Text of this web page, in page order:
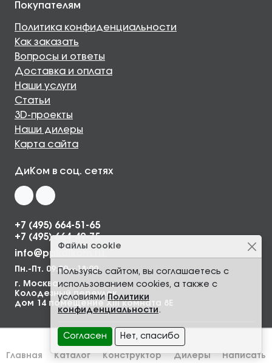
Файлы cookie
Пользуясь сайтом, вы соглашаетесь с
использованием cookies, а также с
условиями Политики
конфиденциальности.
Согласен Нет, спасибо
Покупателям
Политика конфиденциальности
Как заказать
Вопросы и ответы
Доставка и оплата
Наши услуги
Статьи
3D-проекты
Наши дилеры
Карта сайта
ДиКом в соц. сетях
+7 (495) 664-51-65
+7 (495) 664-49-75
info@ppkdikom.ru
Пн.-Пт. 09:00—18:00
г. Москва,
Колодезный переулок,
дом 14 помещение XIII комната 8Е
Главная Каталог Конструктор Дилеры Написать